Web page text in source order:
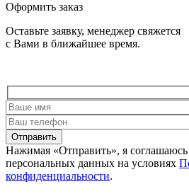
Оформить заказ
Оставьте заявку, менеджер свяжется
с Вами в ближайшее время.
Отправить
Нажимая «Отправить», я соглашаюсь
персональных данных на условиях
конфиденциальности.